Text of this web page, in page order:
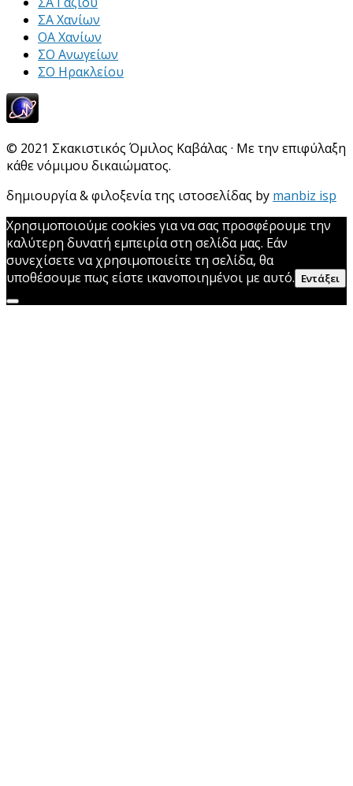
ΣΑ Χανίων
ΟΑ Χανίων
ΣΟ Ανωγείων
ΣΟ Ηρακλείου
© 2021 Σκακιστικός Όμιλος Καβάλας · Με την επιφύλαξη
κάθε νόμιμου δικαιώματος.
δημιουργία & φιλοξενία της ιστοσελίδας by manbiz isp
Χρησιμοποιούμε cookies για να σας προσφέρουμε την
καλύτερη δυνατή εμπειρία στη σελίδα μας. Εάν
συνεχίσετε να χρησιμοποιείτε τη σελίδα, θα
υποθέσουμε πως είστε ικανοποιημένοι με αυτό. Εντάξει